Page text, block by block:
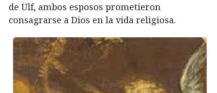
de Ulf, ambos esposos prometieron
consagrarse a Dios en la vida religiosa.